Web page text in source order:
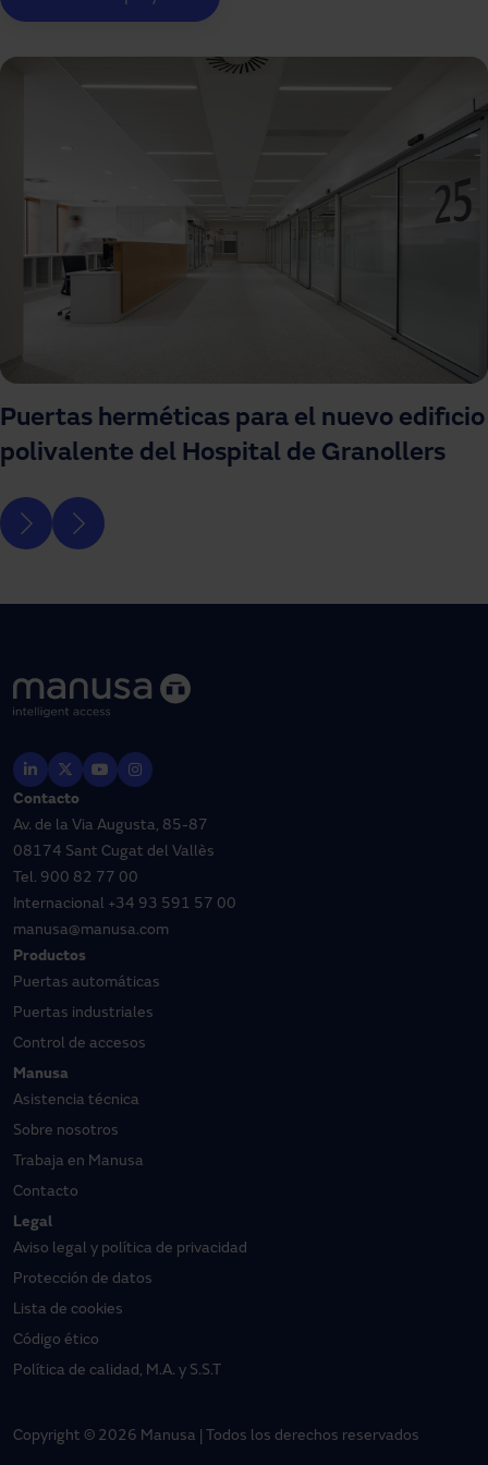
Puertas herméticas para el nuevo edificio
polivalente del Hospital de Granollers
Contacto
Av. de la Via Augusta, 85-87
08174 Sant Cugat del Vallès
Tel. 900 82 77 00
Internacional +34 93 591 57 00
manusa@manusa.com
Productos
Puertas automáticas
Puertas industriales
Control de accesos
Manusa
Asistencia técnica
Sobre nosotros
Trabaja en Manusa
Contacto
Legal
Aviso legal y política de privacidad
Protección de datos
Lista de cookies
Código ético
Política de calidad, M.A. y S.S.T
Copyright © 2026 Manusa | Todos los derechos reservados